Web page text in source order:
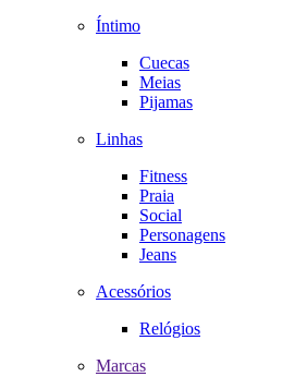
Íntimo
Cuecas
Meias
Pijamas
Linhas
Fitness
Praia
Social
Personagens
Jeans
Acessórios
Relógios
Marcas